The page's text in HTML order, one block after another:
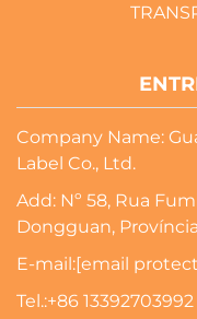
Company Name:
Label Co., Ltd.
Add: Nº 58, Rua
Dongguan,
E-mail:[email
Tel.:+86 13392703992